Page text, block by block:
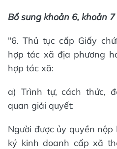
Bổ sung khoản 6, khoản
"6. Thủ tục cấp Giấy
hợp tác xã địa phương
hợp tác xã:
a) Trình tự, cách thức,
quan giải quyết:
Người được ủy quyền
ký kinh doanh cấp xã